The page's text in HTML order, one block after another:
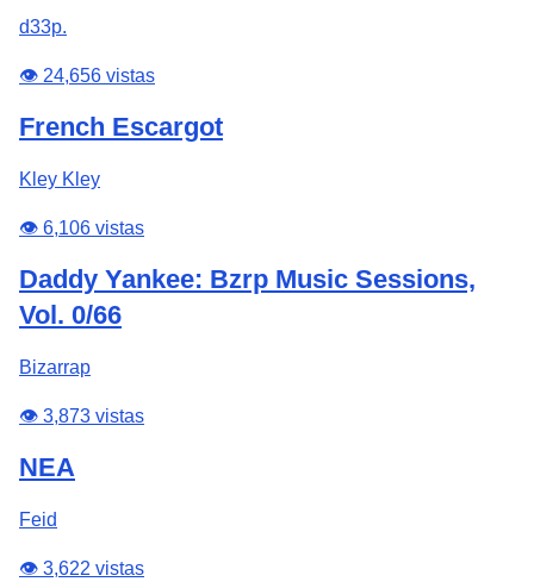
d33p.
👁️ 24,656 vistas
French Escargot
Kley Kley
👁️ 6,106 vistas
Daddy Yankee: Bzrp Music Sessions,
Vol. 0/66
Bizarrap
👁️ 3,873 vistas
NEA
Feid
👁️ 3,622 vistas